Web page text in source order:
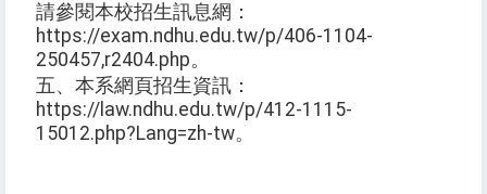
請參閱本校招生訊息網：
https://exam.ndhu.edu.tw/p/406-1104-
250457,r2404.php。
五、本系網頁招生資訊：
https://law.ndhu.edu.tw/p/412-1115-
15012.php?Lang=zh-tw。